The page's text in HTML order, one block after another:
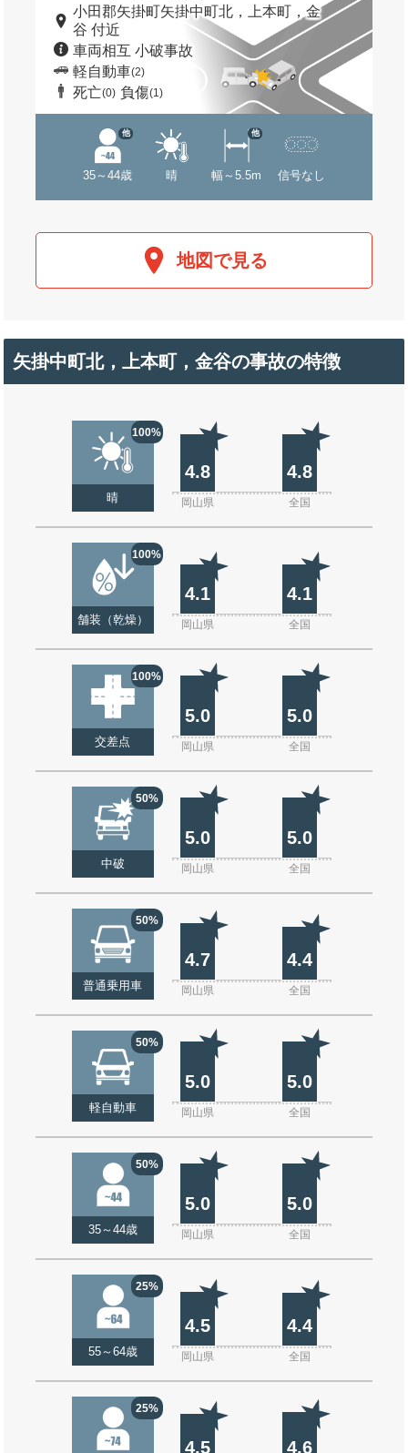
小田郡矢掛町矢掛中町北，上本町，金
谷 付近
車両相互 小破事故
軽自動車(2)
死亡(0) 負傷(1)
35～44歳
他
晴 幅～5.5m
他
信号なし
地図で見る
矢掛中町北，上本町，金谷の事故の特徴
100%
晴
4.8 4.8
岡山県 全国
100%
舗装（乾燥）
4.1 4.1
岡山県 全国
100%
交差点
5.0 5.0
岡山県 全国
50%
中破
5.0 5.0
岡山県 全国
50%
普通乗用車
4.7 4.4
岡山県 全国
50%
軽自動車
5.0 5.0
岡山県 全国
50%
35～44歳
5.0 5.0
岡山県 全国
25%
55～64歳
4.5 4.4
岡山県 全国
25%
4.5 4.6